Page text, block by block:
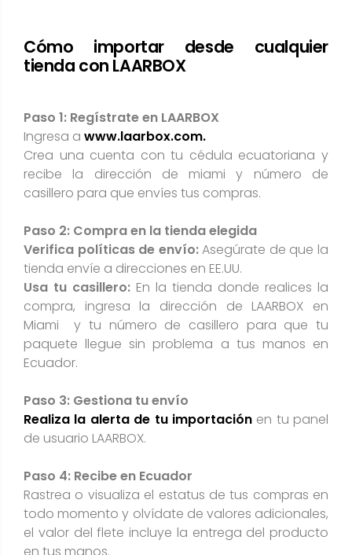
Cómo importar desde cualquier
tienda con LAARBOX
Paso 1: Regístrate en LAARBOX
Ingresa a www.laarbox.com.
Crea una cuenta con tu cédula ecuatoriana y
recibe la dirección de miami y número de
casillero para que envíes tus compras.
Paso 2: Compra en la tienda elegida
Verifica políticas de envío:Asegúrate de que la
tienda envíe a direcciones en EE.UU.
Usa tu casillero: En la tienda donde realices la
compra, ingresa la dirección de LAARBOX en
Miami y tu número de casillero para que tu
paquete llegue sin problema a tus manos en
Ecuador.
Paso 3: Gestiona tu envío
Realiza la alerta de tu importaciónen tu panel
de usuario LAARBOX.
Paso 4: Recibe en Ecuador
Rastrea o visualiza el estatus de tus compras en
todo momento y olvídate de valores adicionales,
el valor del flete incluye la entrega del producto